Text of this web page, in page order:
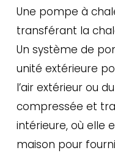
Une pompe à
transférant la
Un système de
unité extérieure
l’air extérieur ou
compressée et
intérieure, où elle
maison pour